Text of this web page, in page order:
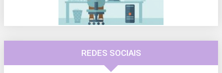
REDES SOCIAIS